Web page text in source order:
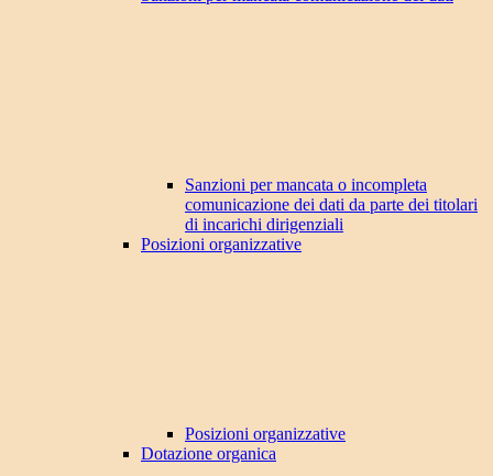
Sanzioni per mancata o incompleta
comunicazione dei dati da parte dei titolari
di incarichi dirigenziali
Posizioni organizzative
Posizioni organizzative
Dotazione organica